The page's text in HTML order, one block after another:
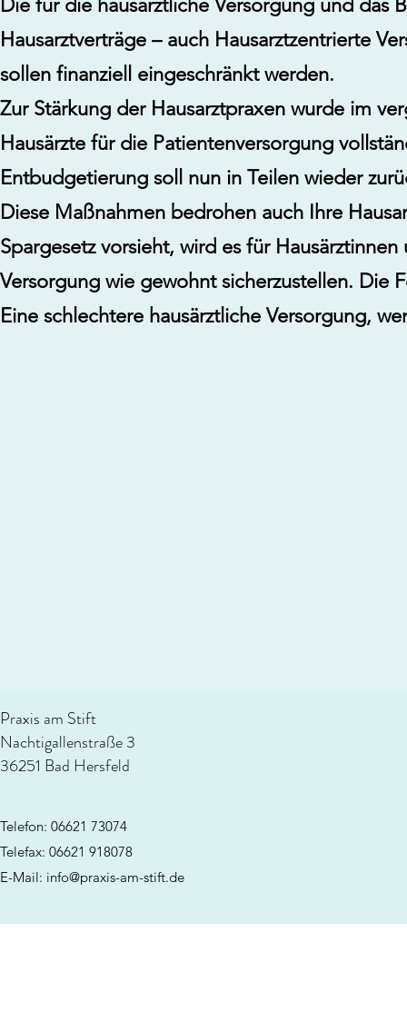
Die für die hausärztliche Versorgung und das
Hausarztverträge – auch Hausarztzentrierte
sollen finanziell eingeschränkt werden.
Zur Stärkung der Hausarztpraxen wurde im
Hausärzte für die Patientenversorgung
Entbudgetierung soll nun in Teilen wieder
Diese Maßnahmen bedrohen auch Ihre
Spargesetz vorsieht, wird es für
Versorgung wie gewohnt sicherzustellen. Die
Eine schlechtere hausärztliche Versorgung,
Praxis am Stift
Nachtigallenstraße 3
36251 Bad Hersfeld
Telefon: 06621 73074
Telefax: 06621 918078
E-Mail: info@praxis-am-stift.de